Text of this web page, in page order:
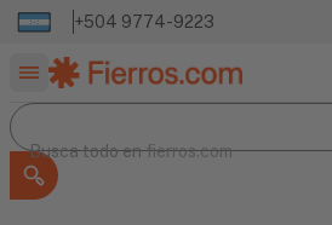
+504 9774-9223
Buscar productos
Busca todo en
Busca todo enfierros.com